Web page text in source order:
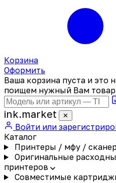
Корзина
Оформить
Ваша корзина пуста и это
поищем нужный Вам
ink.market ✕
Войти или
Каталог
Принтеры / мфу /
Оригинальные
принтеров
Совместимые